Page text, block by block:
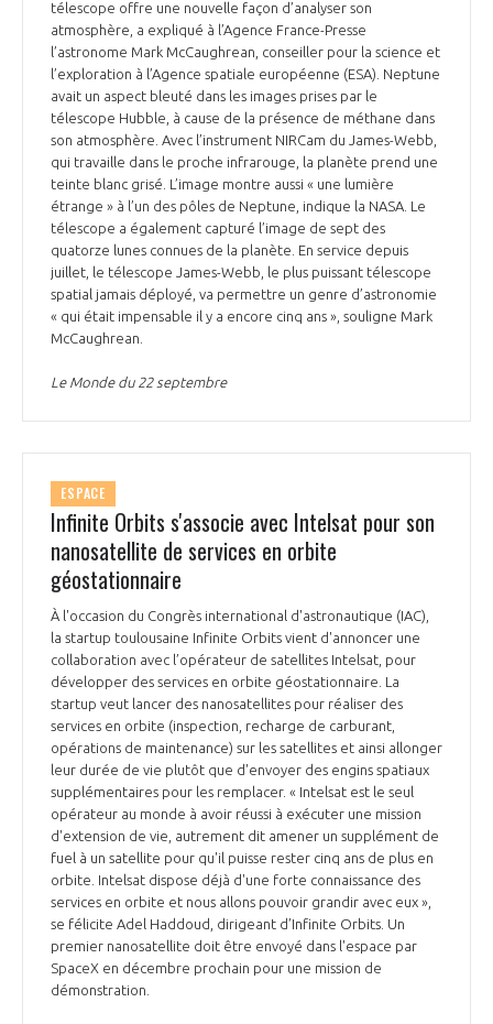
télescope offre une nouvelle façon d’analyser son
atmosphère, a expliqué à l’Agence France-Presse
l’astronome Mark McCaughrean, conseiller pour la science et
l’exploration à l’Agence spatiale européenne (ESA). Neptune
avait un aspect bleuté dans les images prises par le
télescope Hubble, à cause de la présence de méthane dans
son atmosphère. Avec l’instrument NIRCam du James-Webb,
qui travaille dans le proche infrarouge, la planète prend une
teinte blanc grisé. L’image montre aussi « une lumière
étrange » à l’un des pôles de Neptune, indique la NASA. Le
télescope a également capturé l’image de sept des
quatorze lunes connues de la planète. En service depuis
juillet, le télescope James-Webb, le plus puissant télescope
spatial jamais déployé, va permettre un genre d’astronomie
« qui était impensable il y a encore cinq ans », souligne Mark
McCaughrean.
Le Monde du 22 septembre
ESPACE
Infinite Orbits s'associe avec Intelsat pour son
nanosatellite de services en orbite
géostationnaire
À l'occasion du Congrès international d'astronautique (IAC),
la startup toulousaine Infinite Orbits vient d'annoncer une
collaboration avec l’opérateur de satellites Intelsat, pour
développer des services en orbite géostationnaire. La
startup veut lancer des nanosatellites pour réaliser des
services en orbite (inspection, recharge de carburant,
opérations de maintenance) sur les satellites et ainsi allonger
leur durée de vie plutôt que d'envoyer des engins spatiaux
supplémentaires pour les remplacer. « Intelsat est le seul
opérateur au monde à avoir réussi à exécuter une mission
d'extension de vie, autrement dit amener un supplément de
fuel à un satellite pour qu'il puisse rester cinq ans de plus en
orbite. Intelsat dispose déjà d'une forte connaissance des
services en orbite et nous allons pouvoir grandir avec eux »,
se félicite Adel Haddoud, dirigeant d’Infinite Orbits. Un
premier nanosatellite doit être envoyé dans l'espace par
SpaceX en décembre prochain pour une mission de
démonstration.